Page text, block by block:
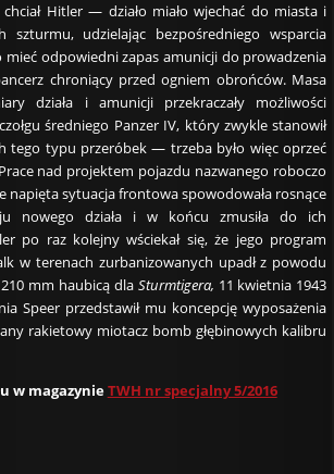
Hitler — działo miało wjechać do miasta i
szturmu, udzielając bezpośredniego wsparcia
mieć odpowiedni zapas amunicji do prowadzenia
chroniący przed ogniem obrońców. Masa
działa i amunicji przekraczały możliwości
średniego Panzer IV, który zwykle stanowił
tego typu przeróbek — trzeba było więc oprzeć
nad projektem pojazdu nazwanego roboczo
napięta sytuacja frontowa spowodowała rosnące
nowego działa i w końcu zmusiła do ich
po raz kolejny wściekał się, że jego program
w terenach zurbanizowanych upadł z powodu
mm haubicą dla Sturmtigera, 11 kwietnia 1943
Speer przedstawił mu koncepcję wyposażenia
rakietowy miotacz bomb głębinowych kalibru
w magazynieTWH nr specjalny 5/2016